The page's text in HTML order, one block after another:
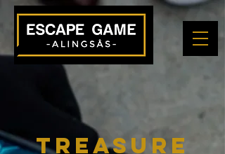
Treasure